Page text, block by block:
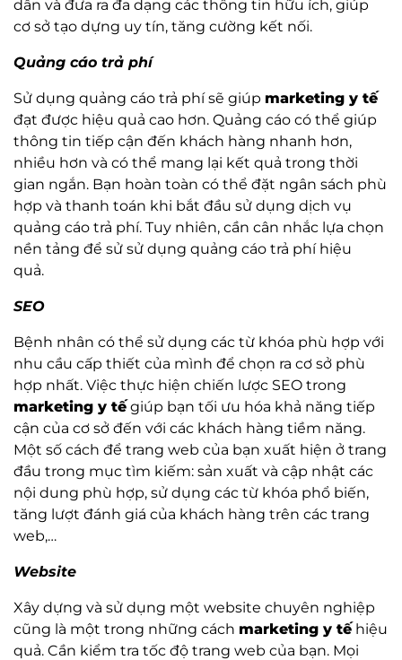
dẫn và đưa ra đa dạng các thông tin hữu ích, giúp
cơ sở tạo dựng uy tín, tăng cường kết nối.
Quảng cáo trả phí
Sử dụng quảng cáo trả phí sẽ giúp marketing y tế
đạt được hiệu quả cao hơn. Quảng cáo có thể giúp
thông tin tiếp cận đến khách hàng nhanh hơn,
nhiều hơn và có thể mang lại kết quả trong thời
gian ngắn. Bạn hoàn toàn có thể đặt ngân sách phù
hợp và thanh toán khi bắt đầu sử dụng dịch vụ
quảng cáo trả phí. Tuy nhiên, cần cân nhắc lựa chọn
nền tảng để sử sử dụng quảng cáo trả phí hiệu
quả.
SEO
Bệnh nhân có thể sử dụng các từ khóa phù hợp với
nhu cầu cấp thiết của mình để chọn ra cơ sở phù
hợp nhất. Việc thực hiện chiến lược SEO trong
marketing y tếgiúp bạn tối ưu hóa khả năng tiếp
cận của cơ sở đến với các khách hàng tiềm năng.
Một số cách để trang web của bạn xuất hiện ở trang
đầu trong mục tìm kiếm: sản xuất và cập nhật các
nội dung phù hợp, sử dụng các từ khóa phổ biến,
tăng lượt đánh giá của khách hàng trên các trang
web,…
Website
Xây dựng và sử dụng một website chuyên nghiệp
cũng là một trong những cách marketing y tếhiệu
quả. Cần kiểm tra tốc độ trang web của bạn. Mọi